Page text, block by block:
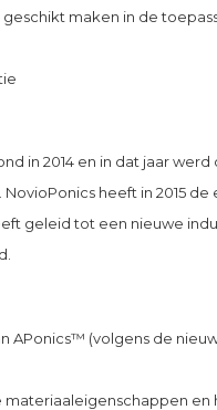
maken in de
in 2014 en in dat jaar
heeft in 2015
geleid tot een nieuwe
APonics™ (volgens de
materiaaleigenschappen